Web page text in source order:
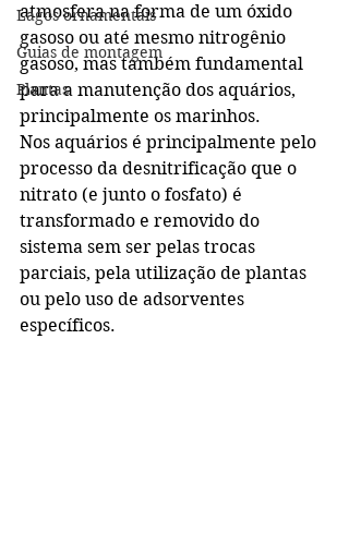
Lagos ornamentais
Guias de montagem
Plantas
atmosfera na forma de um óxido
gasoso ou até mesmo nitrogênio
gasoso, mas também fundamental
para a manutenção dos aquários,
principalmente os marinhos.
Nos aquários é principalmente pelo
processo da desnitrificação que o
nitrato (e junto o fosfato) é
transformado e removido do
sistema sem ser pelas trocas
parciais, pela utilização de plantas
ou pelo uso de adsorventes
específicos.